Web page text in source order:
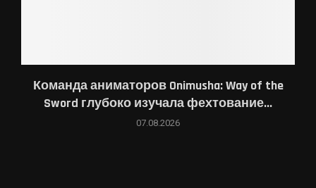
Команда аниматоров Onimusha: Way of the
Sword глубоко изучала фехтование...
07.08.2026